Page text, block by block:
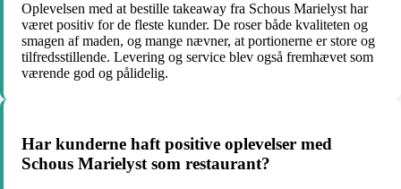
Oplevelsen med at bestille takeaway fra Schous Marielyst har
været positiv for de fleste kunder. De roser både kvaliteten og
smagen af maden, og mange nævner, at portionerne er store og
tilfredsstillende. Levering og service blev også fremhævet som
værende god og pålidelig.
Har kunderne haft positive oplevelser med
Schous Marielyst som restaurant?